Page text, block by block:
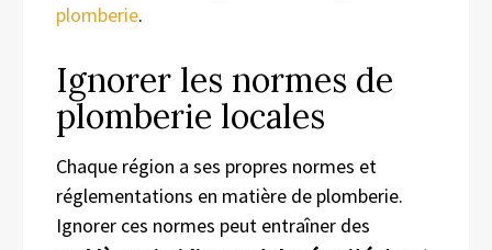
plomberie.
Ignorer les normes de
plomberie locales
Chaque région a ses propres normes et
réglementations en matière de plomberie.
Ignorer ces normes peut entraîner des